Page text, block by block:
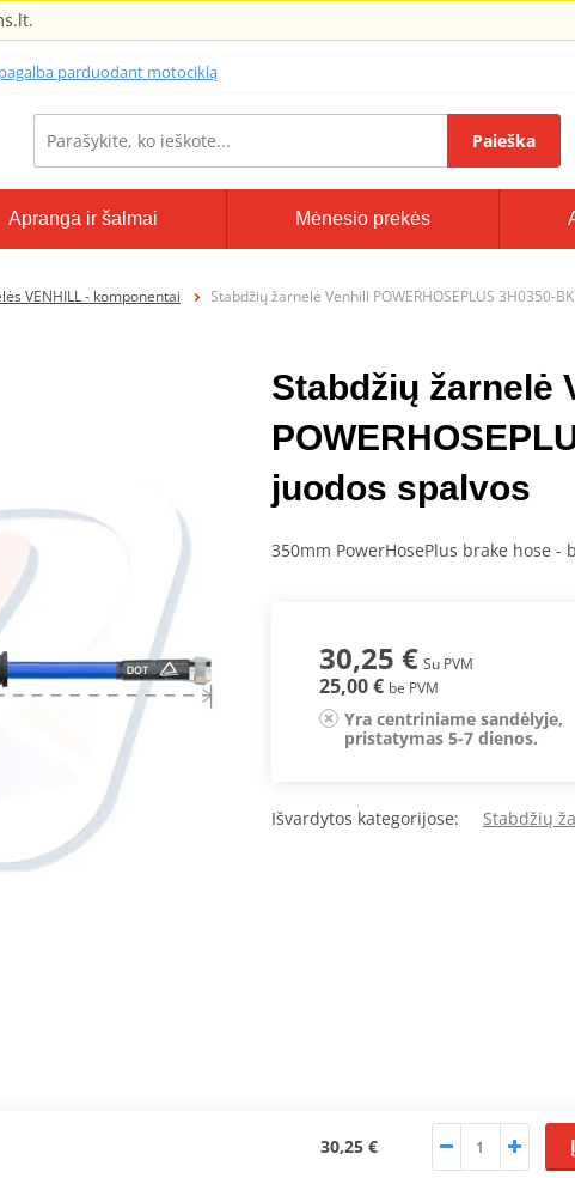
parduodant motociklą
Paieška
Apranga ir šalmai Mėnesio prekės
VENHILL - komponentai Stabdžių žarnelė Venhill POWERHOSEPLUS 3H0350-
Stabdžių žarnelė
juodos spalvos
350mm PowerHosePlus brake hose -
30,25 € Su PVM
25,00 € be PVM
Yra centriniame sandėlyje,
pristatymas 5-7 dienos.
Išvardytos kategorijose: Stabdžių
30,25 €